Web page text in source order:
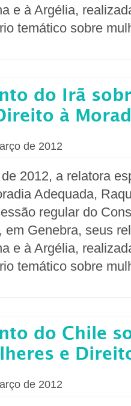
e à Argélia,
temático sobre
do Irã
à
de 2012
2012, a relatora
Adequada,
regular do
em Genebra, seus
e à Argélia,
temático sobre
do Chile
e
de 2012